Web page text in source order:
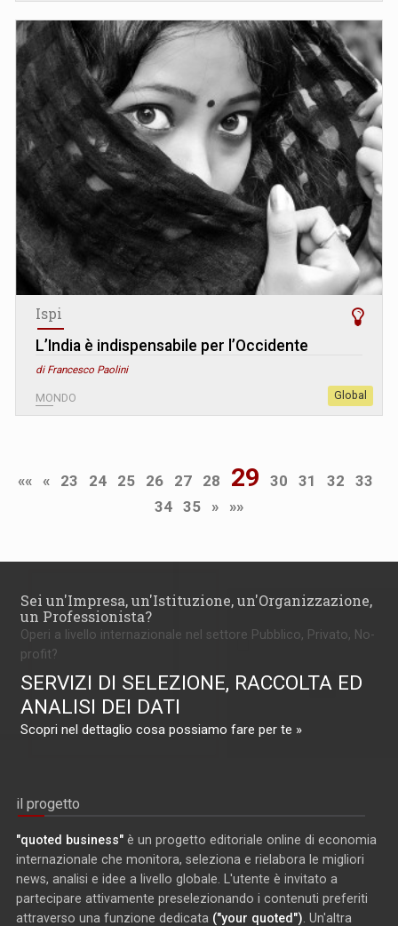
Ispi
L’India è indispensabile per l’Occidente
di Francesco Paolini
MONDO Global
«« « 23 24 25 26 27 28 29 30 31 32
33
34 35 » »»
Sei un'Impresa, un'Istituzione, un'Organizzazione,
un Professionista?
Operi a livello internazionale nel settore Pubblico, Privato, No-
profit?
SERVIZI DI SELEZIONE, RACCOLTA ED
ANALISI DEI DATI
Scopri nel dettaglio cosa possiamo fare per te »
il progetto
"quoted business" è un progetto editoriale online di economia
internazionale che monitora, seleziona e rielabora le migliori
news, analisi e idee a livello globale. L'utente è invitato a
partecipare attivamente preselezionando i contenuti preferiti
attraverso una funzione dedicata ("your quoted") . Un'altra